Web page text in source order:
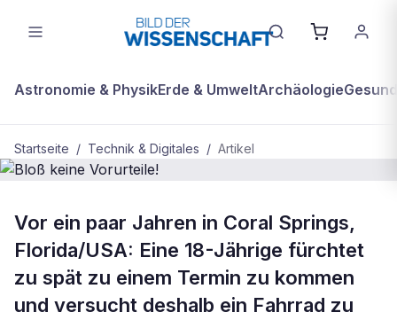
Astronomie & PhysikErde & UmweltArchäologie
Startseite / Technik & Digitales / Artikel
BDW Plus TECHNIK & DIGITALES
Bloß keine Vorurteile!
Vor ein paar Jahren in Coral Springs,
Florida/USA: Eine 18-Jährige fürchtet
zu spät zu einem Termin zu kommen
und versucht deshalb ein Fahrrad zu